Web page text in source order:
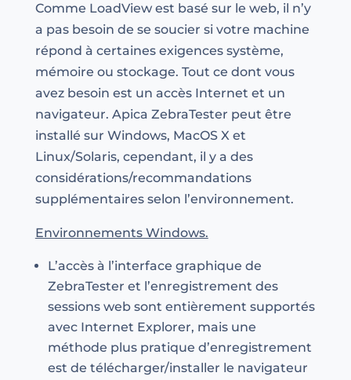
Comme LoadView est basé sur le web, il n’y
a pas besoin de se soucier si votre machine
répond à certaines exigences système,
mémoire ou stockage. Tout ce dont vous
avez besoin est un accès Internet et un
navigateur. Apica ZebraTester peut être
installé sur Windows, MacOS X et
Linux/Solaris, cependant, il y a des
considérations/recommandations
supplémentaires selon l’environnement.
Environnements Windows.
L’accès à l’interface graphique de
ZebraTester et l’enregistrement des
sessions web sont entièrement supportés
avec Internet Explorer, mais une
méthode plus pratique d’enregistrement
est de télécharger/installer le navigateur